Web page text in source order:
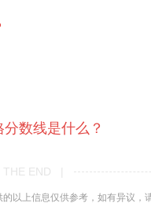
数线是什么？
THE END |
以上信息仅供参考，如有异议，